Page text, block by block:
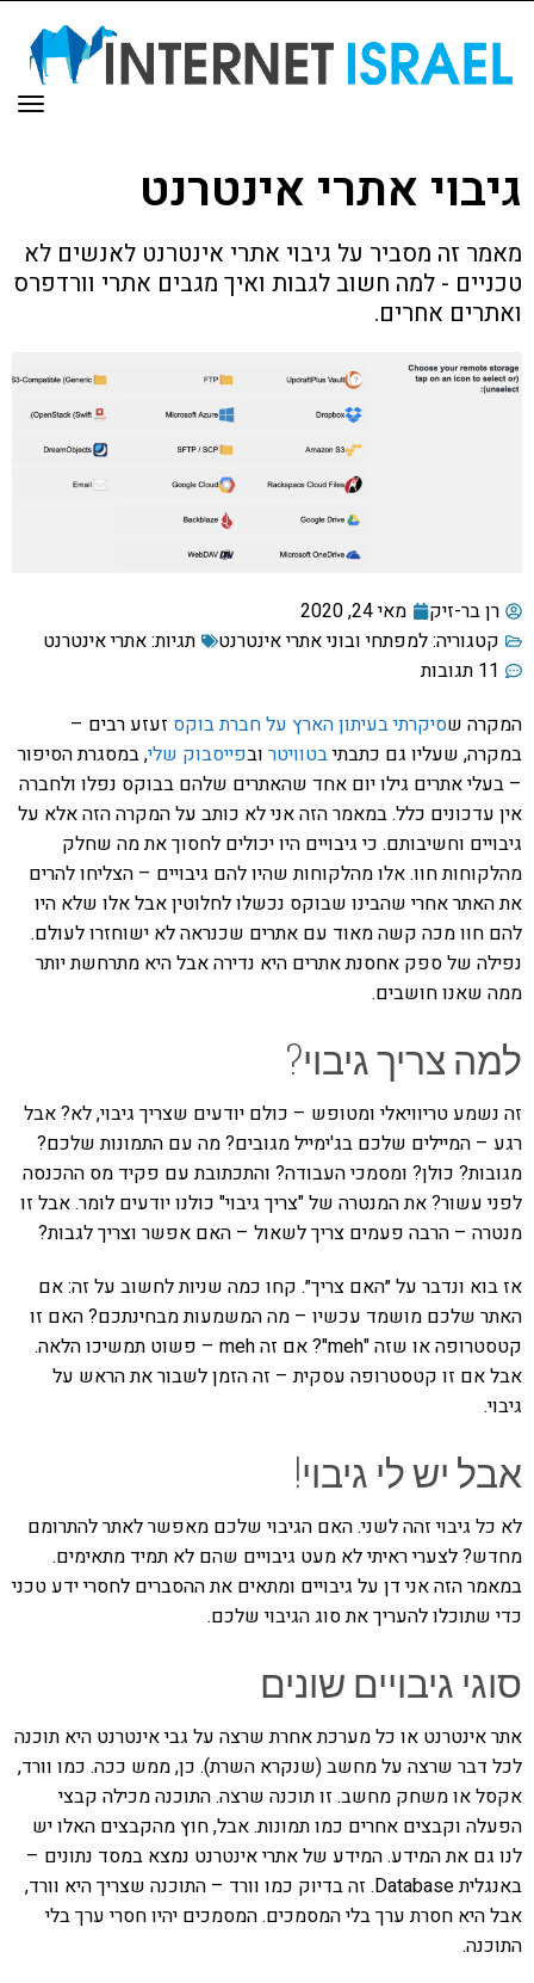
גיבוי אתרי אינטרנט
מאמר זה מסביר על גיבוי אתרי אינטרנט לאנשים לא
טכניים - למה חשוב לגבות ואיך מגבים אתרי וורדפרס
ואתרים אחרים.
רן בר-זיק
מאי 24, 2020
קטגוריה:למפתחי ובוני אתרי אינטרנט תגיות:אתרי אינטרנט
11 תגובות
המקרה שסיקרתי בעיתון הארץ על חברת בוקס זעזע רבים –
במקרה, שעליו גם כתבתיבטוויטר ובפייסבוק שלי, במסגרת הסיפור
– בעלי אתרים גילו יום אחד שהאתרים שלהם בבוקס נפלו ולחברה
אין עדכונים כלל. במאמר הזה אני לא כותב על המקרה הזה אלא על
גיבויים וחשיבותם. כי גיבויים היו יכולים לחסוך את מה שחלק
מהלקוחות חוו. אלו מהלקוחות שהיו להם גיבויים – הצליחו להרים
את האתר אחרי שהבינו שבוקס נכשלו לחלוטין אבל אלו שלא היו
להם חוו מכה קשה מאוד עם אתרים שכנראה לא ישוחזרו לעולם.
נפילה של ספק אחסנת אתרים היא נדירה אבל היא מתרחשת יותר
ממה שאנו חושבים.
למה צריך גיבוי?
זה נשמע טריוויאלי ומטופש – כולם יודעים שצריך גיבוי, לא? אבל
רגע – המיילים שלכם בג'ימייל מגובים? מה עם התמונות שלכם?
מגובות? כולן? ומסמכי העבודה? והתכתובת עם פקיד מס ההכנסה
לפני עשור? את המנטרה של "צריך גיבוי" כולנו יודעים לומר. אבל זו
מנטרה – הרבה פעמים צריך לשאול – האם אפשר וצריך לגבות?
אז בוא ונדבר על ״האם צריך״. קחו כמה שניות לחשוב על זה: אם
האתר שלכם מושמד עכשיו – מה המשמעות מבחינתכם? האם זו
קטסטרופה או שזה "meh"? אם זה meh – פשוט תמשיכו הלאה.
אבל אם זו קטסטרופה עסקית – זה הזמן לשבור את הראש על
גיבוי.
אבל יש לי גיבוי!
לא כל גיבוי זהה לשני. האם הגיבוי שלכם מאפשר לאתר להתרומם
מחדש? לצערי ראיתי לא מעט גיבויים שהם לא תמיד מתאימים.
במאמר הזה אני דן על גיבויים ומתאים את ההסברים לחסרי ידע טכני
כדי שתוכלו להעריך את סוג הגיבוי שלכם.
סוגי גיבויים שונים
אתר אינטרנט או כל מערכת אחרת שרצה על גבי אינטרנט היא תוכנה
לכל דבר שרצה על מחשב (שנקרא השרת). כן, ממש ככה. כמו וורד,
אקסל או משחק מחשב. זו תוכנה שרצה. התוכנה מכילה קבצי
הפעלה וקבצים אחרים כמו תמונות. אבל, חוץ מהקבצים האלו יש
לנו גם את המידע. המידע של אתרי אינטרנט נמצא במסד נתונים –
באנגלית Database. זה בדיוק כמו וורד – התוכנה שצריך היא וורד,
אבל היא חסרת ערך בלי המסמכים. המסמכים יהיו חסרי ערך בלי
התוכנה.